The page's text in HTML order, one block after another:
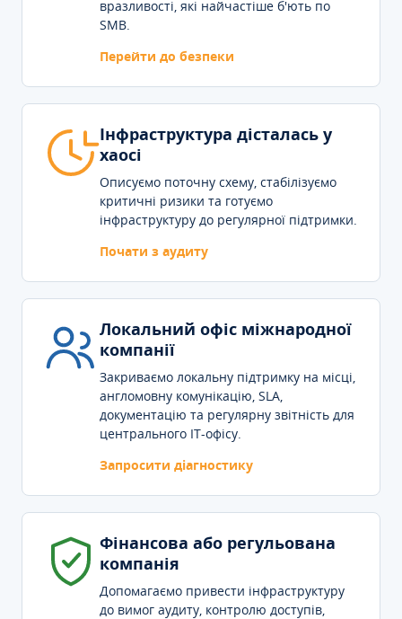
вразливості, які найчастіше б'ють по
SMB.
Перейти до безпеки
Інфраструктура дісталась у
хаосі
Описуємо поточну схему, стабілізуємо
критичні ризики та готуємо
інфраструктуру до регулярної підтримки.
Почати з аудиту
Локальний офіс міжнародної
компанії
Закриваємо локальну підтримку на місці,
англомовну комунікацію, SLA,
документацію та регулярну звітність для
центрального IT-офісу.
Запросити діагностику
Фінансова або регульована
компанія
Допомагаємо привести інфраструктуру
до вимог аудиту, контролю доступів,